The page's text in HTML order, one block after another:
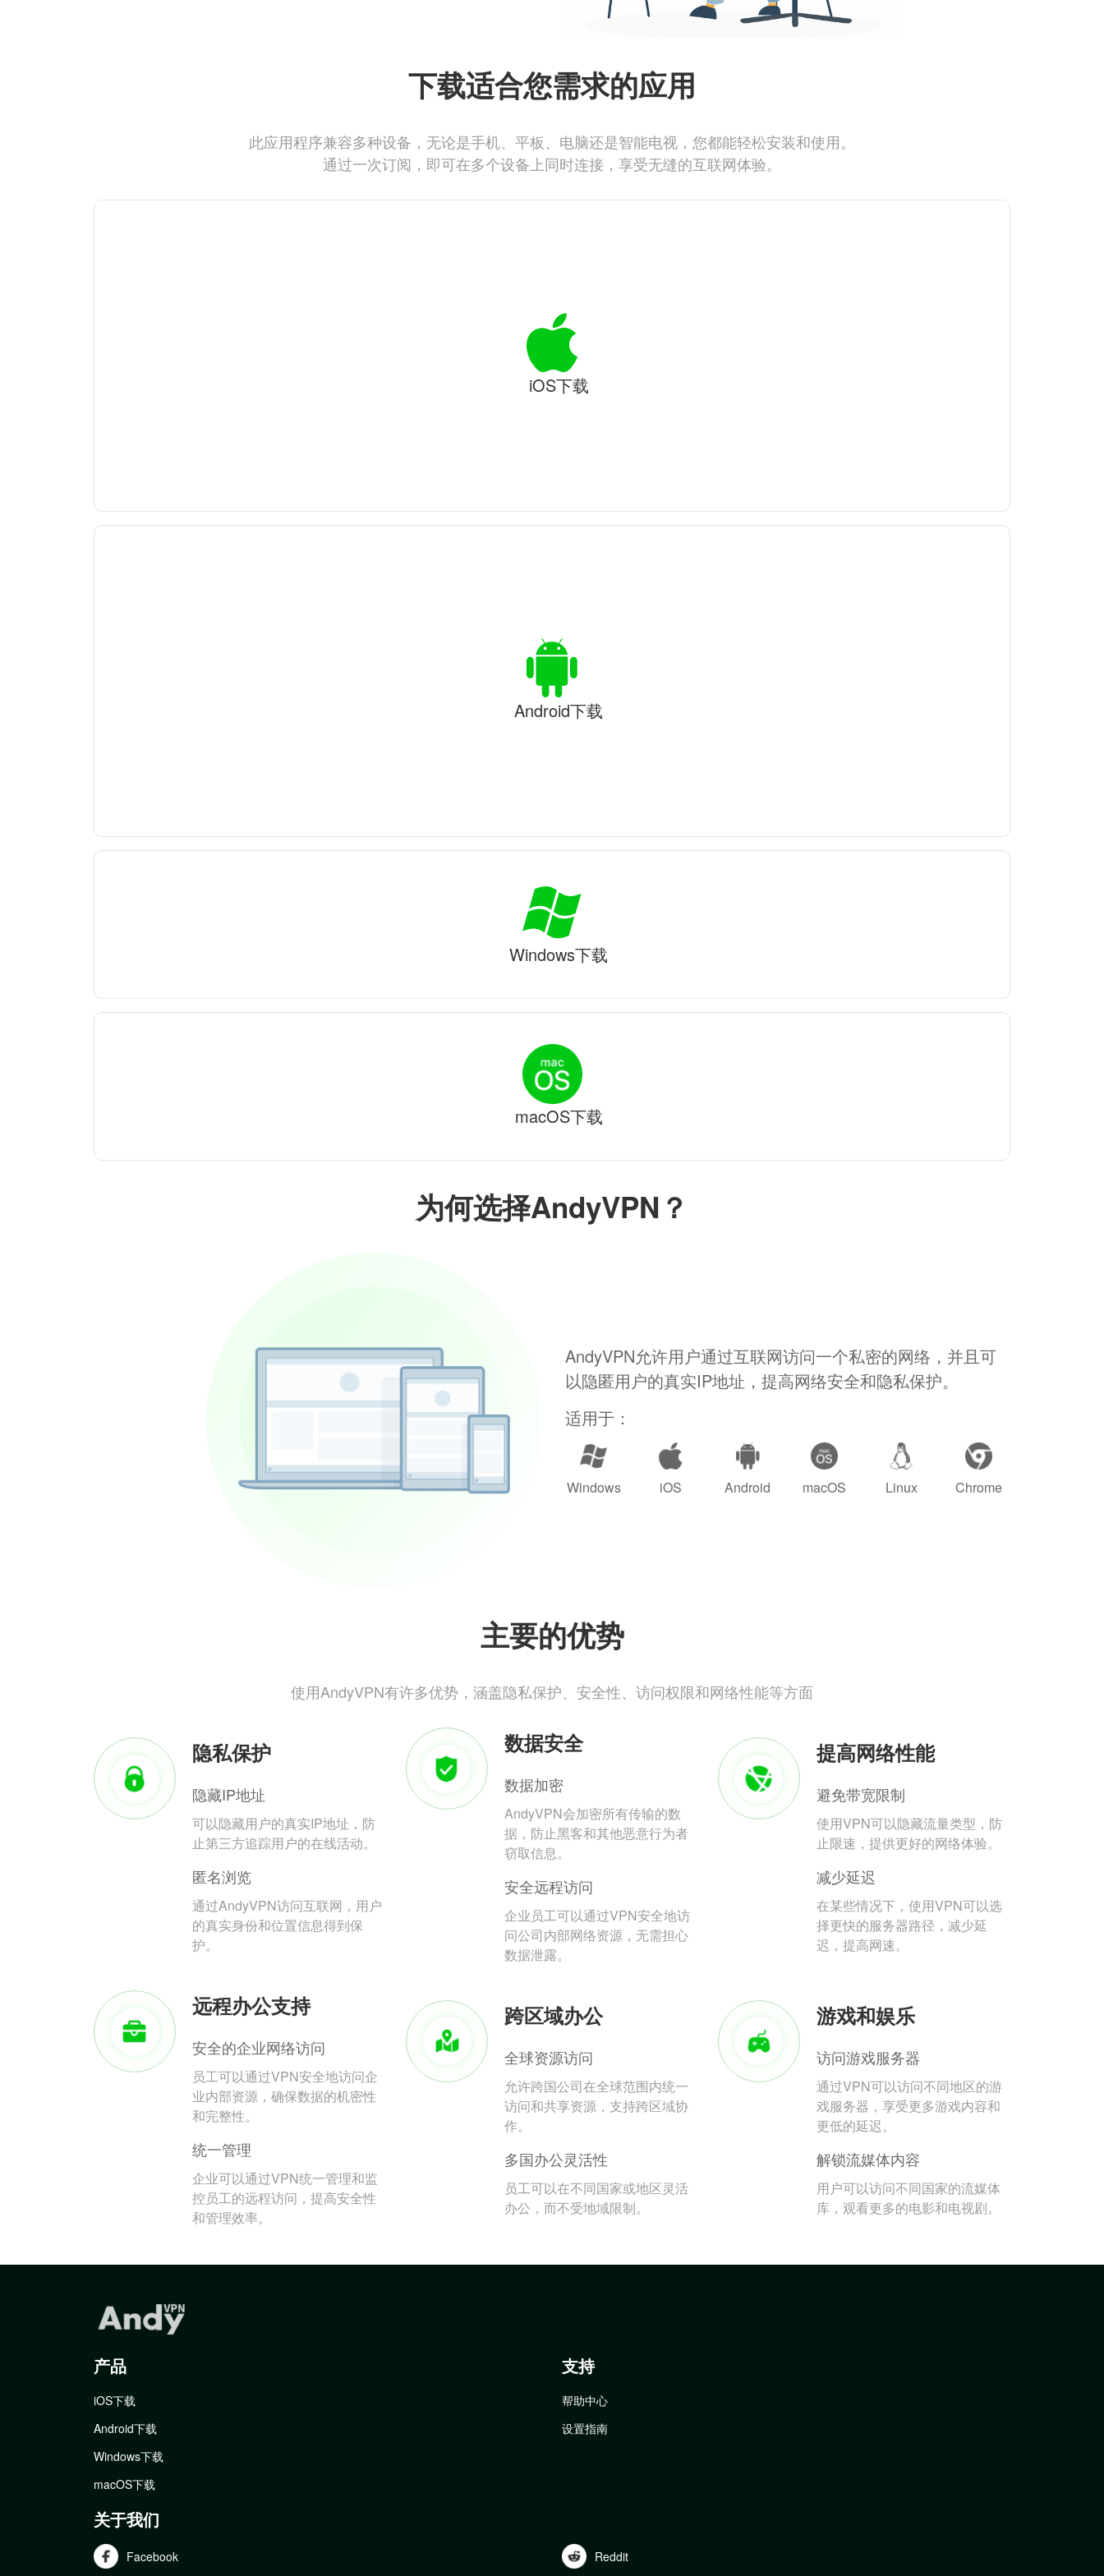
为何选择AndyVPN？
AndyVPN允许用户通过互联网访问一个私密的网络，并且可
以隐匿用户的真实IP地址，提高网络安全和隐私保护。
适用于：
Windows iOS Android macOS Linux Chrome
主要的优势
使用AndyVPN有许多优势，涵盖隐私保护、安全性、访问权限和网络性能等方面
隐私保护
隐藏IP地址
可以隐藏用户的真实IP地址，防
止第三方追踪用户的在线活动。
匿名浏览
通过AndyVPN访问互联网，用户
的真实身份和位置信息得到保
护。
数据安全
数据加密
AndyVPN会加密所有传输的数
据，防止黑客和其他恶意行为者
窃取信息。
安全远程访问
企业员工可以通过VPN安全地访
问公司内部网络资源，无需担心
数据泄露。
提高网络性能
避免带宽限制
使用VPN可以隐藏流量类型，防
止限速，提供更好的网络体验。
减少延迟
在某些情况下，使用VPN可以选
择更快的服务器路径，减少延
迟，提高网速。
远程办公支持
安全的企业网络访问
员工可以通过VPN安全地访问企
业内部资源，确保数据的机密性
和完整性。
统一管理
企业可以通过VPN统一管理和监
控员工的远程访问，提高安全性
和管理效率。
跨区域办公
全球资源访问
允许跨国公司在全球范围内统一
访问和共享资源，支持跨区域协
作。
多国办公灵活性
员工可以在不同国家或地区灵活
办公，而不受地域限制。
游戏和娱乐
访问游戏服务器
通过VPN可以访问不同地区的游
戏服务器，享受更多游戏内容和
更低的延迟。
解锁流媒体内容
用户可以访问不同国家的流媒体
库，观看更多的电影和电视剧。
下载适合您需求的应用
此应用程序兼容多种设备，无论是手机、平板、电脑还是智能电视，您都能轻松安装和使用。
通过一次订阅，即可在多个设备上同时连接，享受无缝的互联网体验。
iOS下载
Android下载
Windows下载
macOS下载
产品
iOS下载
Android下载
Windows下载
macOS下载
支持
帮助中心
设置指南
关于我们
Facebook Reddit